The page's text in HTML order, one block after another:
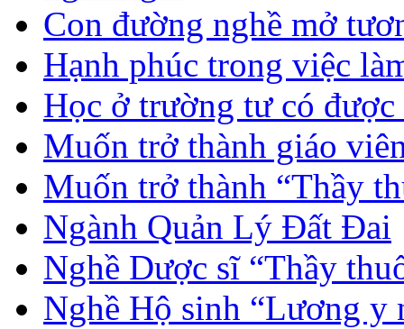
Con đường nghề mở
Hạnh phúc trong việc
Học ở trường tư có
Muốn trở thành giáo
Muốn trở thành “Thầy
Ngành Quản Lý Đất Đai
Nghề Dược sĩ “Thầy
Nghề Hộ sinh “Lương y